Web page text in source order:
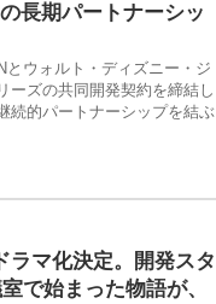
長期パートナーシッ
ウォルト・ディズニー・ジ
ーズの共同開発契約を締結し
続的パートナーシップを結ぶ
ラマ化決定。開発スタ
で始まった物語が、